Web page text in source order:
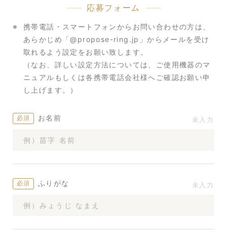
応募フォーム
携帯電話・スマートフォンからお問い合わせの方は、
あらかじめ「@propose-ring.jp」からメールを受け
取れるよう設定をお願い致します。
（なお、詳しい設定方法については、ご使用機器のマ
ニュアルもしくは各携帯電話会社様へご確認お願い申
し上げます。）
お名前
ふりがな